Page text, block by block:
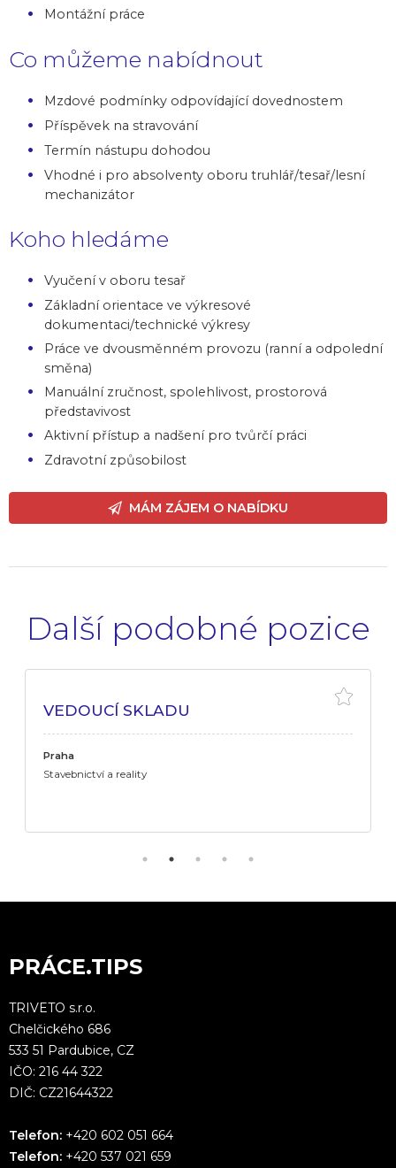
Montážní práce
Co můžeme nabídnout
Mzdové podmínky odpovídající dovednostem
Příspěvek na stravování
Termín nástupu dohodou
Vhodné i pro absolventy oboru truhlář/tesař/lesní
mechanizátor
Koho hledáme
Vyučení v oboru tesař
Základní orientace ve výkresové
dokumentaci/technické výkresy
Práce ve dvousměnném provozu (ranní a odpolední
směna)
Manuální zručnost, spolehlivost, prostorová
představivost
Aktivní přístup a nadšení pro tvůrčí práci
Zdravotní způsobilost
MÁM ZÁJEM O NABÍDKU
Další podobné pozice
VEDOUCÍ SKLADU
Praha
Stavebnictví a reality
PRÁCE.TIPS
TRIVETO s.r.o.
Chelčického 686
533 51 Pardubice, CZ
IČO: 216 44 322
DIČ: CZ21644322
Telefon: +420 602 051 664
Telefon: +420 537 021 659